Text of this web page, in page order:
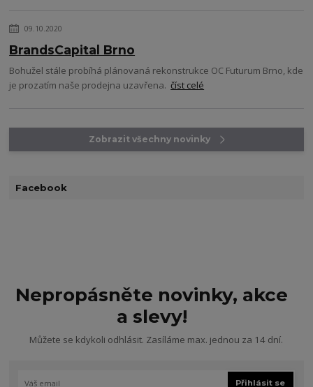
09.10.2020
BrandsCapital Brno
Bohužel stále probíhá plánovaná rekonstrukce OC Futurum Brno, kde
je prozatím naše prodejna uzavřena.číst celé
Zobrazit všechny novinky
Facebook
Nepropásněte novinky, akce
a slevy!
Můžete se kdykoli odhlásit. Zasíláme max. jednou za 14 dní.
Přihlásit se